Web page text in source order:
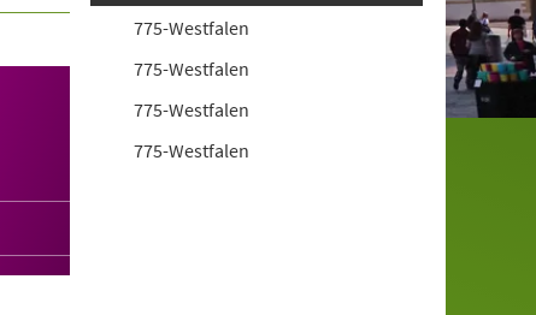
775-Westfalen
775-Westfalen
775-Westfalen
775-Westfalen